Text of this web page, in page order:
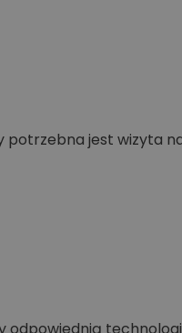
potrzebna jest wizyta